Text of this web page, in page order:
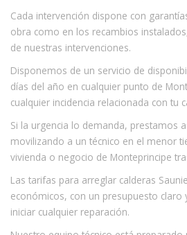
Cada intervención dispone con
obra como en los recambios
de nuestras intervenciones.
Disponemos de un servicio de
días del año en cualquier punto de
cualquier incidencia relacionada con tu
Si la urgencia lo demanda, prestamos
movilizando a un técnico en el menor
vivienda o negocio de Monteprincipe
Las tarifas para arreglar calderas
económicos, con un presupuesto claro
iniciar cualquier reparación.